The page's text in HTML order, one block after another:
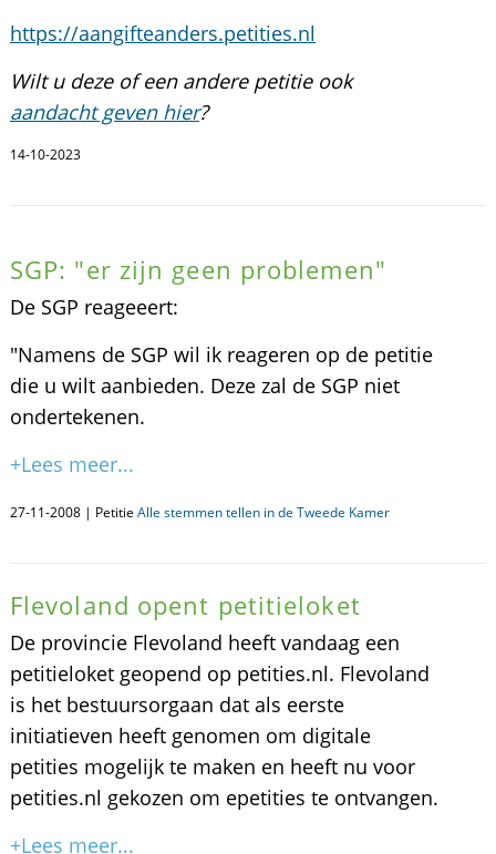
https://aangifteanders.petities.nl
Wilt u deze of een andere petitie ook
aandacht geven hier?
14-10-2023
SGP: "er zijn geen problemen"
De SGP reageeert:
"Namens de SGP wil ik reageren op de petitie
die u wilt aanbieden. Deze zal de SGP niet
ondertekenen.
+Lees meer...
27-11-2008 | Petitie Alle stemmen tellen in de Tweede Kamer
Flevoland opent petitieloket
De provincie Flevoland heeft vandaag een
petitieloket geopend op petities.nl. Flevoland
is het bestuursorgaan dat als eerste
initiatieven heeft genomen om digitale
petities mogelijk te maken en heeft nu voor
petities.nl gekozen om epetities te ontvangen.
+Lees meer...